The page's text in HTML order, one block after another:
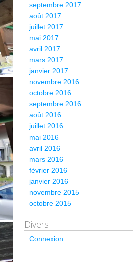
septembre 2017
août 2017
juillet 2017
mai 2017
avril 2017
mars 2017
janvier 2017
novembre 2016
octobre 2016
septembre 2016
août 2016
juillet 2016
mai 2016
avril 2016
mars 2016
février 2016
janvier 2016
novembre 2015
octobre 2015
Divers
Connexion